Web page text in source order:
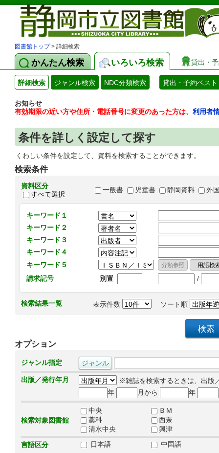
図書館トップ> 詳細検索
かんたん検索 いろいろ検索 貸出・
詳細検索 ジャンル検索 NDC分類検索 貸出・予約ベスト
お知らせ
有効期限の近い方や住所・電話番号に変更のあった方は、 利用者
条件を詳しく設定して探す
くわしい条件を設定して、資料を検索することができます。
検索条件
資料区分
すべて選択
一般書 児童書 静岡資料 外
キーワード１
キーワード２
キーワード３
キーワード４
キーワード５
請求記号
別置 /
検索結果一覧 表示件数 ソート順
オプション
ジャンル指定
出版／発行年月
※雑誌を検索するときは、出版
年
月から 年
検索対象図書館
中央
ＢＭ
藁科
西奈
清水中央
興津
言語区分
日本語 中国語